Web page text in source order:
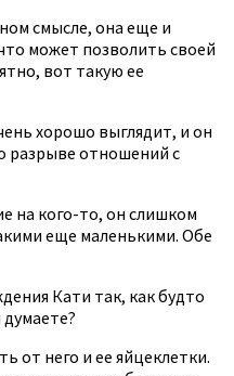
смысле, она еще и
может позволить своей
вот такую ее
хорошо выглядит, и он
разрыве отношений с
на кого-то, он слишком
еще маленькими. Обе
Кати так, как будто
от него и ее яйцеклетки.